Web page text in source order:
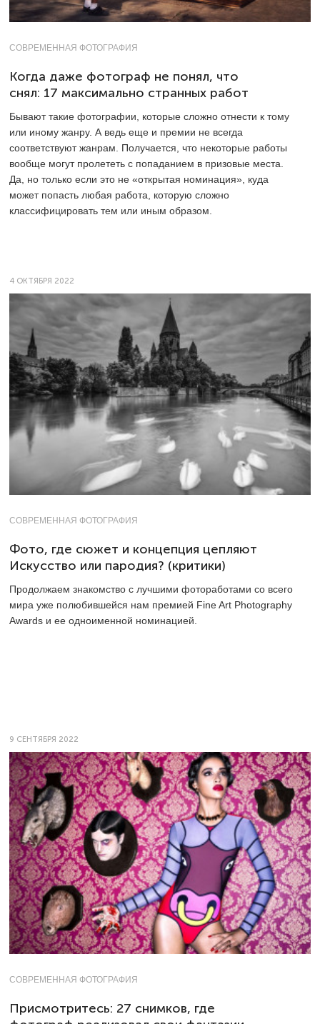
СОВРЕМЕННАЯ ФОТОГРАФИЯ
Когда даже фотограф не понял, что
снял: 17 максимально странных работ
Бывают такие фотографии, которые сложно отнести к тому
или иному жанру. А ведь еще и премии не всегда
соответствуют жанрам. Получается, что некоторые работы
вообще могут пролететь с попаданием в призовые места.
Да, но только если это не «открытая номинация», куда
может попасть любая работа, которую сложно
классифицировать тем или иным образом.
4 ОКТЯБРЯ 2022
СОВРЕМЕННАЯ ФОТОГРАФИЯ
Фото, где сюжет и концепция цепляют
Искусство или пародия? (критики)
Продолжаем знакомство с лучшими фотоработами со всего
мира уже полюбившейся нам премией Fine Art Photography
Awards и ее одноименной номинацией.
9 СЕНТЯБРЯ 2022
СОВРЕМЕННАЯ ФОТОГРАФИЯ
Присмотритесь: 27 снимков, где